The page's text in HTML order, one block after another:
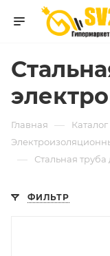
Главная — Каталог
— Стальная
ФИЛЬТР